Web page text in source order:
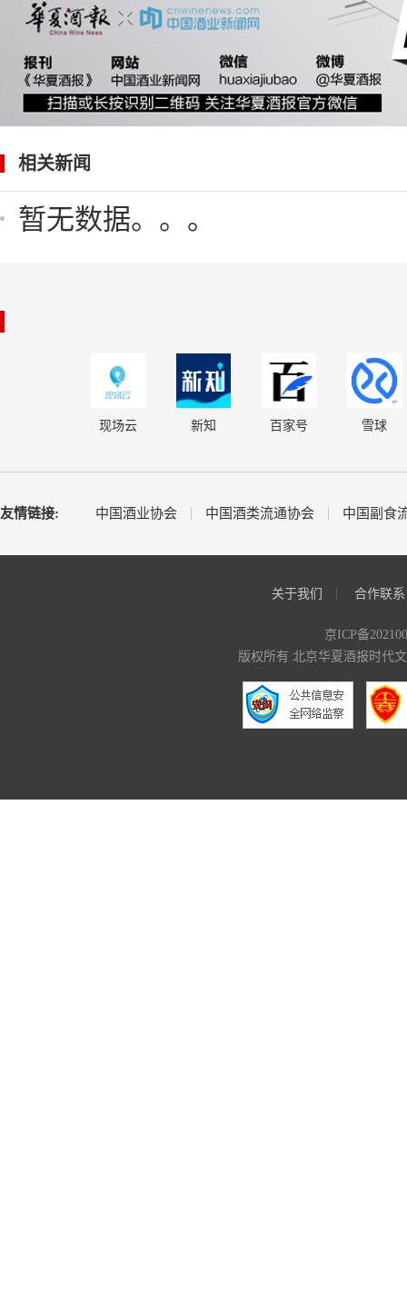
相关新闻
暂无数据。。。
现场云 新知 百家号 雪球
友情链接: 中国酒业协会 中国酒类流通协会 中国副食
关于我们 合作联系
京ICP备
版权所有 北京华夏酒报时代文